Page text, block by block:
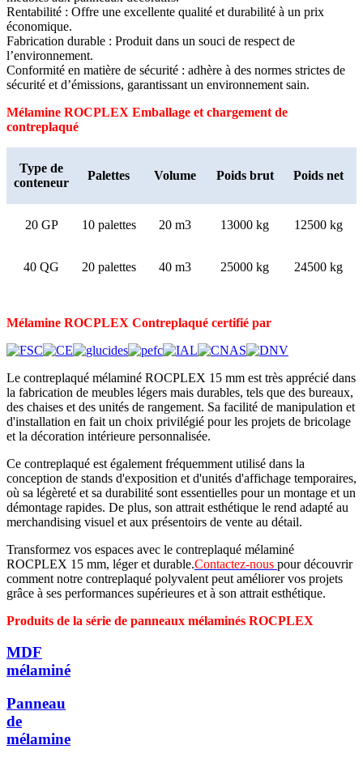
Rentabilité : Offre une excellente qualité et durabilité à un prix
économique.
Fabrication durable : Produit dans un souci de respect de
l’environnement.
Conformité en matière de sécurité : adhère à des normes strictes de
sécurité et d’émissions, garantissant un environnement sain.
Mélamine ROCPLEX Emballage et chargement de
contreplaqué
Type de
conteneur
Palettes Volume Poids brut Poids net
20 GP 10 palettes 20 m3 13000 kg 12500 kg
40 QG 20 palettes 40 m3 25000 kg 24500 kg
Mélamine ROCPLEX Contreplaqué certifié par
Le contreplaqué mélaminé ROCPLEX 15 mm est très apprécié dans
la fabrication de meubles légers mais durables, tels que des bureaux,
des chaises et des unités de rangement. Sa facilité de manipulation et
d'installation en fait un choix privilégié pour les projets de bricolage
et la décoration intérieure personnalisée.
Ce contreplaqué est également fréquemment utilisé dans la
conception de stands d'exposition et d'unités d'affichage temporaires,
où sa légèreté et sa durabilité sont essentielles pour un montage et un
démontage rapides. De plus, son attrait esthétique le rend adapté au
merchandising visuel et aux présentoirs de vente au détail.
Transformez vos espaces avec le contreplaqué mélaminé
ROCPLEX 15 mm, léger et durable.Contactez-nous pour découvrir
comment notre contreplaqué polyvalent peut améliorer vos projets
grâce à ses performances supérieures et à son attrait esthétique.
Produits de la série de panneaux mélaminés ROCPLEX
MDF
mélaminé
Panneau
de
mélamine